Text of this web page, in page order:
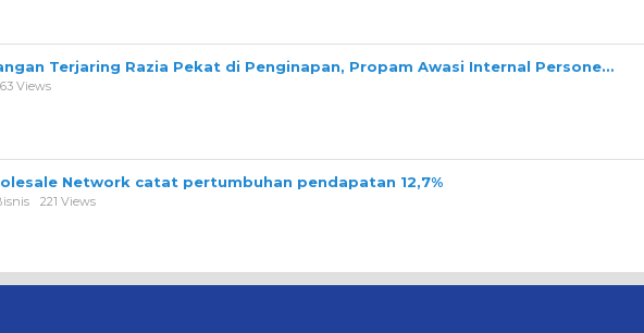
Terjaring Razia Pekat di Penginapan, Propam Awasi Internal Persone…
Views
Network catat pertumbuhan pendapatan 12,7%
221 Views